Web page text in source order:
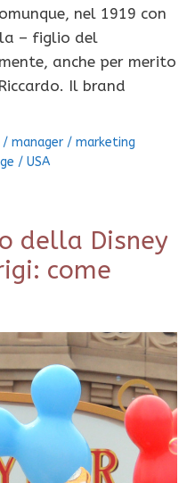
nel 1919 con
– figlio del
anche per merito
Il brand
/ manager / marketing
/ USA
della Disney
come